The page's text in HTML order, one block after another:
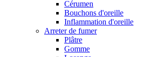
Cérumen
Bouchons d'oreille
Inflammation d'oreille
Arreter de fumer
Plâtre
Gomme